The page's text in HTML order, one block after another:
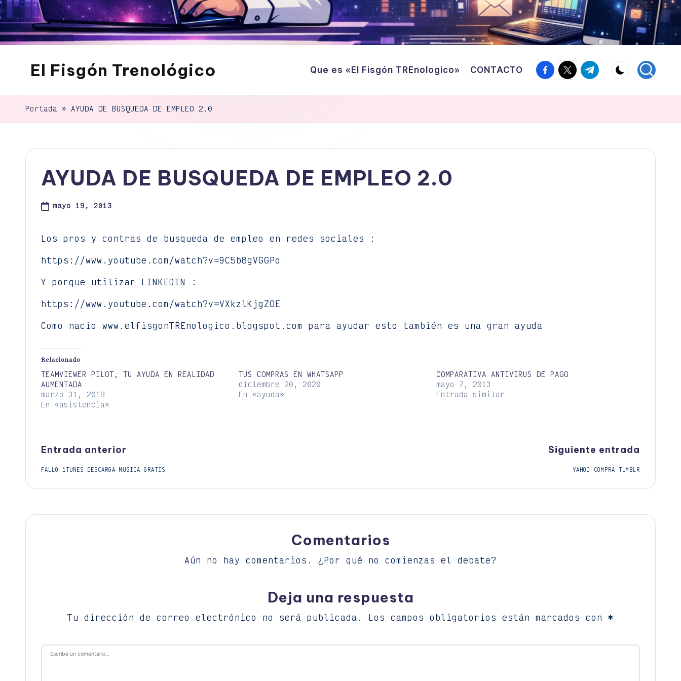
El Fisgón Trenológico
sitio
de
de
Que es «El Fisgón TREnologico» CONTACTO Facebook
Twitter
Canal
Telegram
Portada » AYUDA DE BUSQUEDA DE EMPLEO 2.0
AYUDA DE BUSQUEDA DE EMPLEO 2.0
mayo 19, 2013
Los pros y contras de busqueda de empleo en redes sociales :
https://www.youtube.com/watch?v=9C5b8gVGGPo
Y porque utilizar LINKEDIN :
https://www.youtube.com/watch?v=VXkzlKjgZOE
Como nacio www.elfisgonTREnologico.blogspot.com para ayudar esto también es una gran ayuda
Relacionado
TEAMVIEWER PILOT, TU AYUDA EN REALIDAD
AUMENTADA
marzo 31, 2019
En «asistencia»
TUS COMPRAS EN WHATSAPP
diciembre 20, 2020
En «ayuda»
COMPARATIVA ANTIVIRUS DE PAGO
mayo 7, 2013
Entrada similar
Navegación
Entrada anterior
FALLO iTUNES DESCARGA MUSICA GRATIS
Siguiente entrada
YAHOO COMPRA TUMBLR
Comentarios
Aún no hay comentarios. ¿Por qué no comienzas el debate?
Deja una respuesta
Tu dirección de correo electrónico no será publicada. Los campos obligatorios están marcados con *